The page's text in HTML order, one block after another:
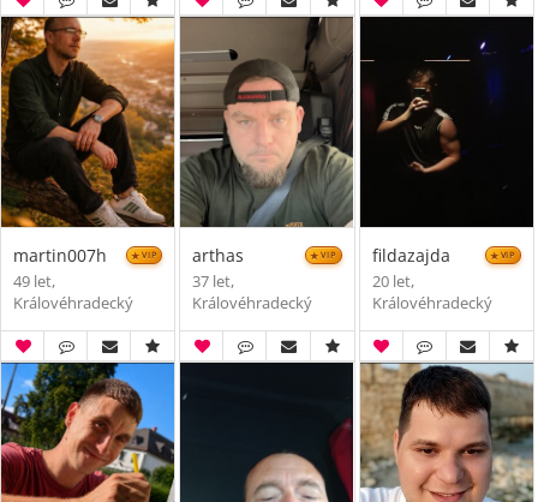
martin007h VIP
49 let,
Královéhradecký
arthas VIP
37 let,
Královéhradecký
fildazajda VIP
20 let,
Královéhradecký